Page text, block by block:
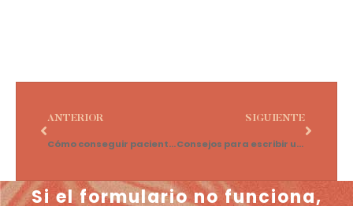
ANTERIOR
Cómo conseguir pacientes de psicología
SIGUIENTE
Consejos para escribir una carta de ventas de psicología
Si el formulario no funciona,